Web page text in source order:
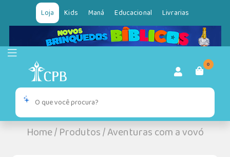
Loja Kids Maná Educacional Livrarias
0
Home/Produtos/Aventuras com a vovó